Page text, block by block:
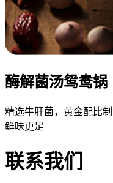
酶解菌汤鸳鸯锅
精选牛肝菌，黄金配比
鲜味更足
联系我们